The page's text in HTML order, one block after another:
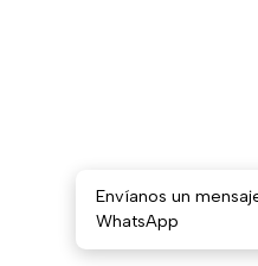
Envíanos un
WhatsApp